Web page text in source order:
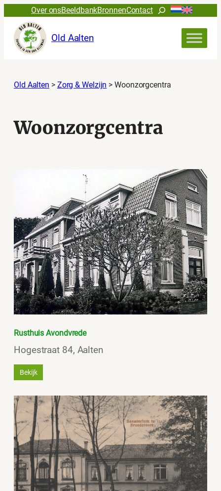
naar
inhoud
Over onsBeeldbankBronnenContactZoeken
Old Aalten
Old Aalten > Zorg & Welzijn >Woonzorgcentra
Woonzorgcentra
Rusthuis Avondvrede
Hogestraat 84, Aalten
Bekijk